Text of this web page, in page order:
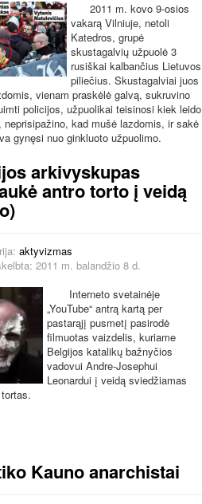
2011 m. kovo 9-osios
vakarą Vilniuje, netoli
Katedros, grupė
skustagalvių užpuolė 3
rusiškai kalbančius Lietuvos
piliečius. Skustagalviai juos
vienam praskėlė galvą, sukruvino
policijos, užpuolikai teisinosi kiek leido
neprisipažino, kad mušė lazdomis, ir sakė
gynęsi nuo ginkluoto užpuolimo.
arkivyskupas
antro torto į veidą
aktyvizmas
2011 m. balandžio 8 d.
Interneto svetainėje
„YouTube“ antrą kartą per
pastarąjį pusmetį pasirodė
filmuotas vaizdelis, kuriame
Belgijos katalikų bažnyčios
vadovui Andre-Josephui
Leonardui į veidą sviedžiamas
Kauno anarchistai